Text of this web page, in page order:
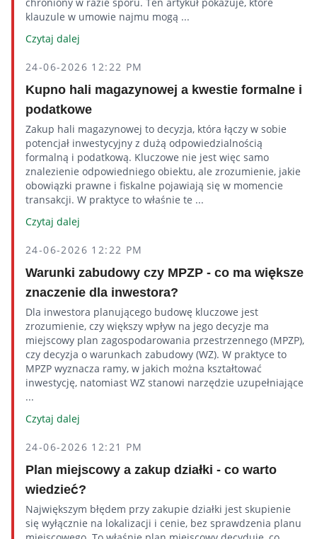
klauzule w umowie najmu mogą ...
Czytaj dalej
24-06-2026 12:22 PM
Kupno hali magazynowej a kwestie formalne i
podatkowe
Zakup hali magazynowej to decyzja, która łączy w sobie
potencjał inwestycyjny z dużą odpowiedzialnością
formalną i podatkową. Kluczowe nie jest więc samo
znalezienie odpowiedniego obiektu, ale zrozumienie, jakie
obowiązki prawne i fiskalne pojawiają się w momencie
transakcji. W praktyce to właśnie te ...
Czytaj dalej
24-06-2026 12:22 PM
Warunki zabudowy czy MPZP - co ma większe
znaczenie dla inwestora?
Dla inwestora planującego budowę kluczowe jest
zrozumienie, czy większy wpływ na jego decyzje ma
miejscowy plan zagospodarowania przestrzennego (MPZP),
czy decyzja o warunkach zabudowy (WZ). W praktyce to
MPZP wyznacza ramy, w jakich można kształtować
inwestycję, natomiast WZ stanowi narzędzie uzupełniające
...
Czytaj dalej
24-06-2026 12:21 PM
Plan miejscowy a zakup działki - co warto
wiedzieć?
Największym błędem przy zakupie działki jest skupienie
się wyłącznie na lokalizacji i cenie, bez sprawdzenia planu